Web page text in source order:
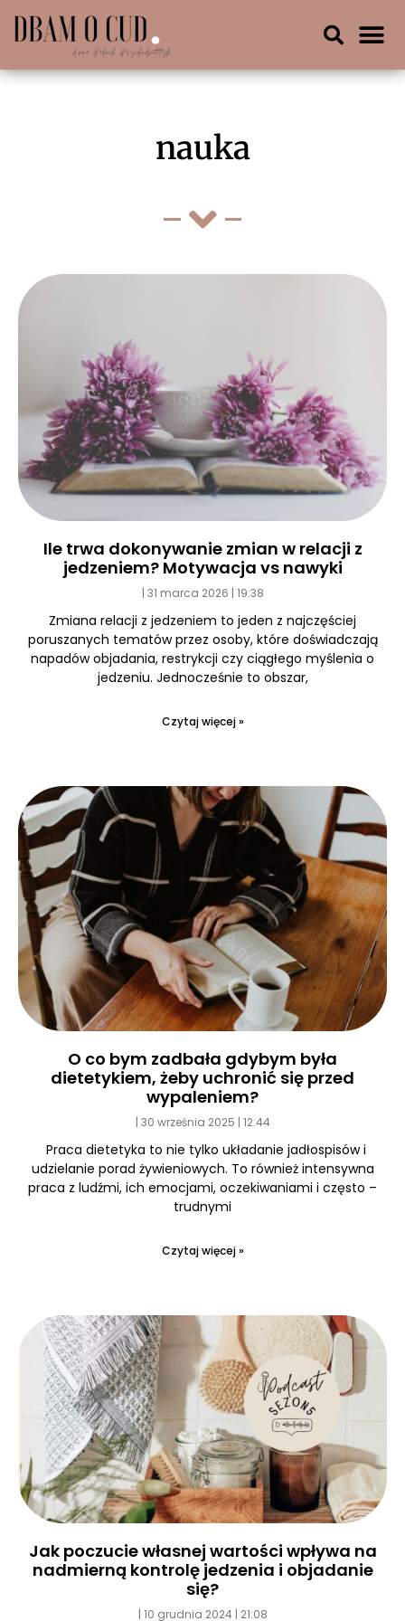
nauka
Ile trwa dokonywanie zmian w relacji z
jedzeniem? Motywacja vs nawyki
31 marca 2026 19:38
Zmiana relacji z jedzeniem to jeden z najczęściej
poruszanych tematów przez osoby, które doświadczają
napadów objadania, restrykcji czy ciągłego myślenia o
jedzeniu. Jednocześnie to obszar,
Czytaj więcej »
O co bym zadbała gdybym była
dietetykiem, żeby uchronić się przed
wypaleniem?
30 września 2025 12:44
Praca dietetyka to nie tylko układanie jadłospisów i
udzielanie porad żywieniowych. To również intensywna
praca z ludźmi, ich emocjami, oczekiwaniami i często –
trudnymi
Czytaj więcej »
Jak poczucie własnej wartości wpływa na
nadmierną kontrolę jedzenia i objadanie
się?
10 grudnia 2024 21:08